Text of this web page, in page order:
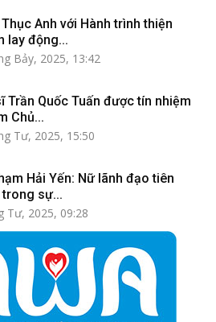
Anh với Hành trình thiện
lay động...
Bảy, 2025, 13:42
Trần Quốc Tuấn được tín nhiệm
Chủ...
Tư, 2025, 15:50
Hải Yến: Nữ lãnh đạo tiên
sự...
Tư, 2025, 09:28